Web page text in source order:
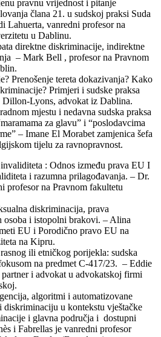
pravnu vrijednost i pitanje
člana 21. u sudskoj praksi Suda
Lahuerta, vanredni profesor na
u Dablinu.
direktne diskriminacije, indirektne
– Mark Bell , profesor na Pravnom
Prenošenje tereta dokazivanja? Kako
Primjeri i sudske praksa
Lyons, advokat iz Dablina.
mjestu i nedavna sudska praksa
za glavu” i “poslodavcima
– Imane El Morabet zamjenica šefa
tijelu za ravnopravnost.
: Odnos između prava EU I
i razumna prilagođavanja. – Dr.
profesor na Pravnom fakultetu
diskriminacija, prava
osoba i istopolni brakovi. – Alina
EU i Porodično pravo EU na
na Kipru.
ili etničkog porijekla: sudska
na predmet C-417/23. – Eddie
i advokat u advokatskoj firmi
algoritmi i automatizovane
u kontekstu vještačke
i glavna područja i dostupni
i Fabrellas je vanredni profesor